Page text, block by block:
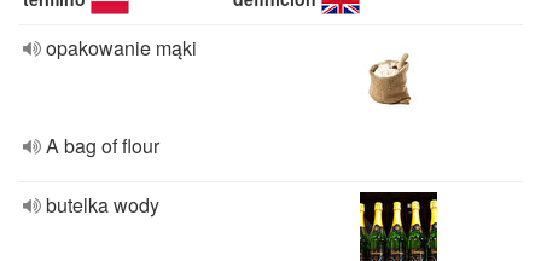
opakowanie mąki
A bag of flour
butelka wody